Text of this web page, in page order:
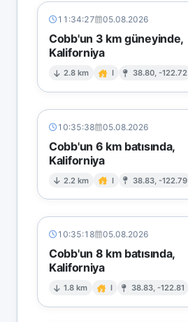
11:34:27 05.08.2026
Cobb'un 3 km güneyinde,
Kaliforniya
2.8 km I 38.80, -122.72
10:35:38 05.08.2026
Cobb'un 6 km batısında,
Kaliforniya
2.2 km I 38.83, -122.79
10:35:18 05.08.2026
Cobb'un 8 km batısında,
Kaliforniya
1.8 km I 38.83, -122.81